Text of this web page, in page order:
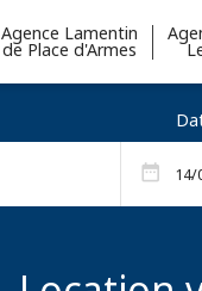
Agence Lamentin
de Place d'Armes
date_range